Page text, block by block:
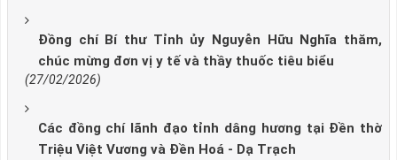
Đồng chí Bí thư Tỉnh ủy Nguyễn Hữu Nghĩa thăm,
chúc mừng đơn vị y tế và thầy thuốc tiêu biểu
(27/02/2026)
Các đồng chí lãnh đạo tỉnh dâng hương tại Đền thờ
Triệu Việt Vương và Đền Hoá - Dạ Trạch